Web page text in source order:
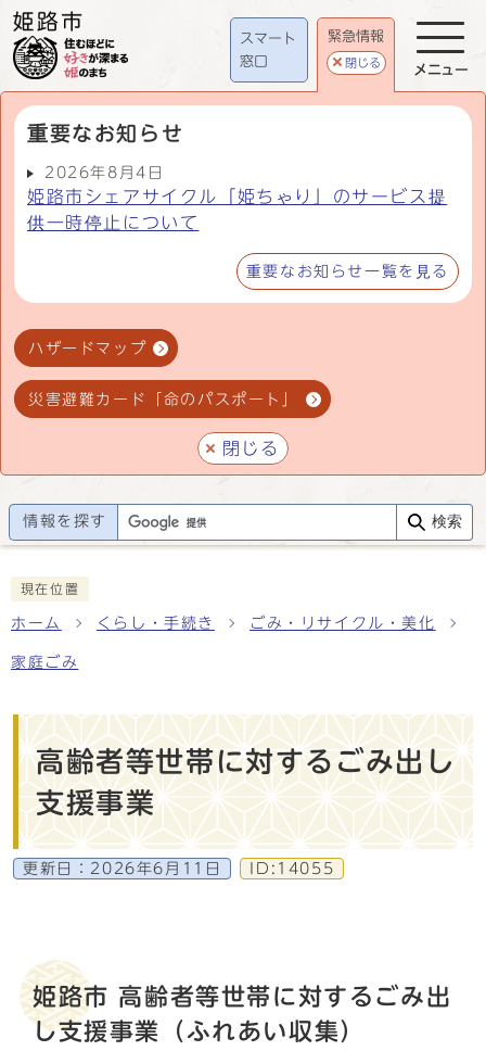
スマート
窓口
緊急情報
閉じる
重要なお知らせ
2026年8月4日
姫路市シェアサイクル「姫ちゃり」のサービス提
供一時停止について
重要なお知らせ一覧を見る
ハザードマップ
災害避難カード「命のパスポート」
閉じる
メニュー
情報を探す 検索
現在位置
ホーム くらし・手続き ごみ・リサイクル・美化
家庭ごみ
高齢者等世帯に対するごみ出し
支援事業
更新日： 2026年6月11日 ID:14055
姫路市 高齢者等世帯に対するごみ出
し支援事業（ふれあい収集）